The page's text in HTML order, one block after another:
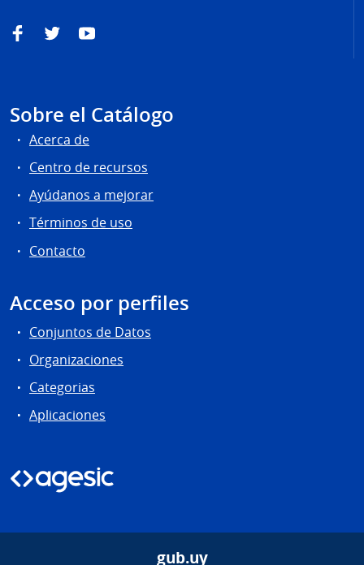
FacebookTwitterYouTube
Sobre el Catálogo
Acerca de
Centro de recursos
Ayúdanos a mejorar
Términos de uso
Contacto
Acceso por perfiles
Conjuntos de Datos
Organizaciones
Categorias
Aplicaciones
gub.uy